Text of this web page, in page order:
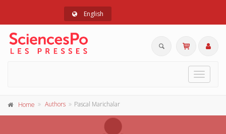
English
Toggle
Home Authors Pascal Marichalar